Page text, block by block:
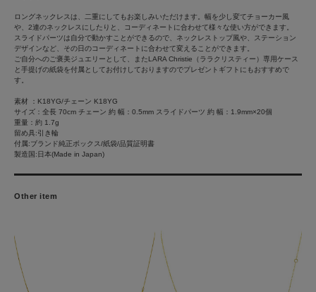
ロングネックレスは、二重にしてもお楽しみいただけます。幅を少し変てチョーカー風
や、2連のネックレスにしたりと、コーディネートに合わせて様々な使い方ができます。
スライドパーツは自分で動かすことができるので、ネックレストップ風や、ステーション
デザインなど、その日のコーディネートに合わせて変えることができます。
ご自分へのご褒美ジュエリーとして、またLARA Christie（ララクリスティー）専用ケース
と手提げの紙袋を付属としてお付けしておりますのでプレゼントギフトにもおすすめで
す。
素材 ：K18YG/チェーン K18YG
サイズ：全長 70cm チェーン 約 幅：0.5mm スライドパーツ 約 幅：1.9mm×20個
重量：約 1.7g
留め具:引き輪
付属:ブランド純正ボックス/紙袋/品質証明書
製造国:日本(Made in Japan)
Other item